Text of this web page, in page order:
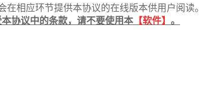
在相应环节提供本协议的在线版本供用户阅读。
协议中的条款，请不要使用本 【软件】 。